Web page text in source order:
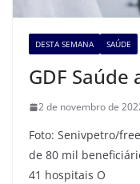
DESTA SEMANA SAÚDE
GDF
2 de novembro de
Foto: Senivpetro/
de 80 mil
41 hospitais O